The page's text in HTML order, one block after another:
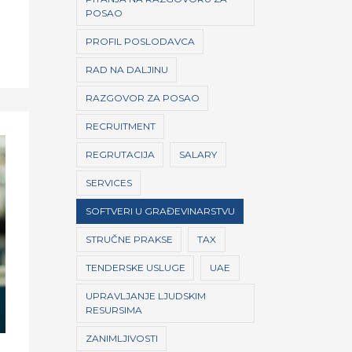
POSAO
PROFIL POSLODAVCA
RAD NA DALJINU
RAZGOVOR ZA POSAO
RECRUITMENT
REGRUTACIJA SALARY
SERVICES
SOFTVERI U GRAĐEVINARSTVU
STRUČNE PRAKSE TAX
TENDERSKE USLUGE UAE
UPRAVLJANJE LJUDSKIM
RESURSIMA
ZANIMLJIVOSTI